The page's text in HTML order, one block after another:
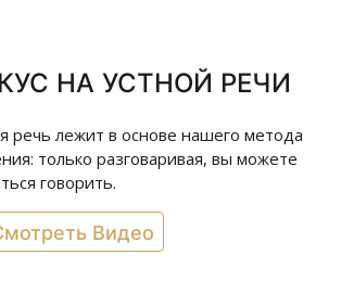
НА УСТНОЙ РЕЧИ
речь лежит в основе нашего метода
только разговаривая, вы можете
говорить.
Видео